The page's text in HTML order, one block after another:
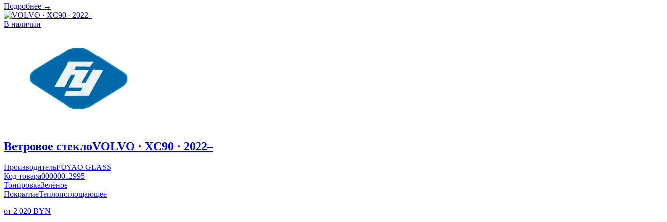
Подробнее →
В наличии
Ветровое стеклоVOLVO · XC90 · 2022–
ПроизводительFUYAO GLASS
Код товара00000012995
ТонировкаЗелёное
ПокрытиеТеплопоглощающее
от 2 020 BYN